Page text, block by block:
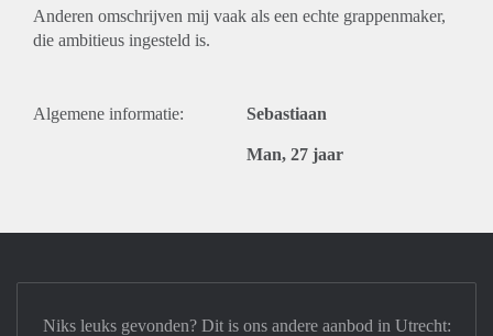
Anderen omschrijven mij vaak als een echte grappenmaker,
die ambitieus ingesteld is.
Algemene informatie: Sebastiaan
Man, 27 jaar
Niks leuks gevonden? Dit is ons andere aanbod in Utrecht: